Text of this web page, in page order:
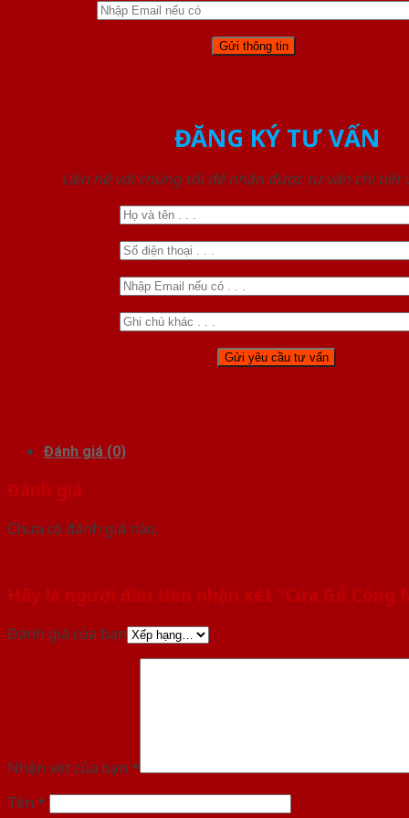
ĐĂNG KÝ TƯ VẤN
Liên hệ với chúng tôi để nhận được tư vấn chi tiết
Đánh giá (0)
Đánh giá
Chưa có đánh giá nào.
Hãy là người đầu tiên nhận xét “Cửa Gỗ Công
Đánh giá của bạn
Nhận xét của bạn *
Tên *